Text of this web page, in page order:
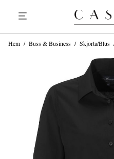
Hem / Buss & Business / Skjorta/Blus